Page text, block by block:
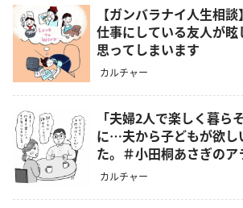
【ガンバラナイ人生相
仕事にしている友人が
思ってしまいます
カルチャー
「夫婦2人で楽しく暮ら
に…夫から子どもが欲し
た。＃小田桐あさぎの
み相談
カルチャー